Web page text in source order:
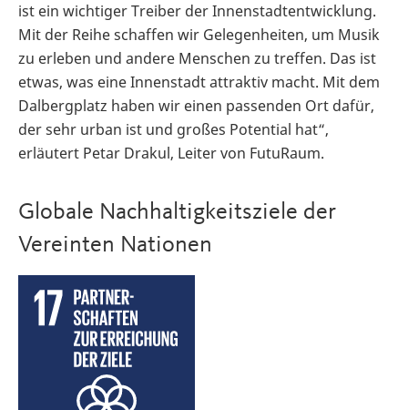
ist ein wichtiger Treiber der Innenstadtentwicklung.
Mit der Reihe schaffen wir Gelegenheiten, um Musik
zu erleben und andere Menschen zu treffen. Das ist
etwas, was eine Innenstadt attraktiv macht. Mit dem
Dalbergplatz haben wir einen passenden Ort dafür,
der sehr urban ist und großes Potential hat“,
erläutert Petar Drakul, Leiter von FutuRaum.
Globale Nachhaltigkeitsziele der
Vereinten Nationen